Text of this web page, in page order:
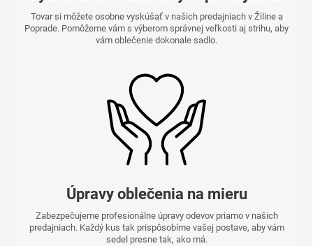
Tovar si môžete osobne vyskúšať v našich predajniach v Žiline a
Poprade. Pomôžeme vám s výberom správnej veľkosti aj strihu, aby
vám oblečenie dokonale sadlo.
Úpravy oblečenia na mieru
Zabezpečujeme profesionálne úpravy odevov priamo v našich
predajniach. Každý kus tak prispôsobíme vašej postave, aby vám
sedel presne tak, ako má.